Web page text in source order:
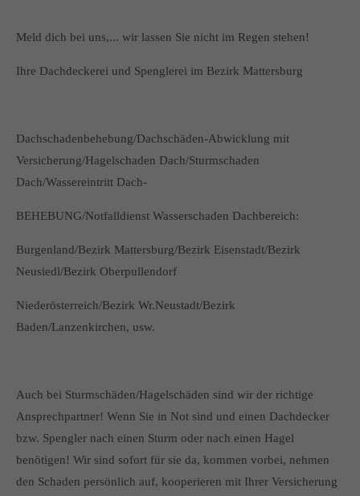
Meld dich bei uns,... wir lassen Sie nicht im Regen stehen!
Ihre Dachdeckerei und Spenglerei im Bezirk Mattersburg
Dachschadenbehebung/Dachschäden-Abwicklung mit
Versicherung/Hagelschaden Dach/Sturmschaden
Dach/Wassereintritt Dach-
BEHEBUNG/Notfalldienst Wasserschaden Dachbereich:
Burgenland/Bezirk Mattersburg/Bezirk Eisenstadt/Bezirk
Neusiedl/Bezirk Oberpullendorf
Niederösterreich/Bezirk Wr.Neustadt/Bezirk
Baden/Lanzenkirchen, usw.
Auch bei Sturmschäden/Hagelschäden sind wir der richtige
Ansprechpartner! Wenn Sie in Not sind und einen Dachdecker
bzw. Spengler nach einen Sturm oder nach einen Hagel
benötigen! Wir sind sofort für sie da, kommen vorbei, nehmen
den Schaden persönlich auf, kooperieren mit Ihrer Versicherung